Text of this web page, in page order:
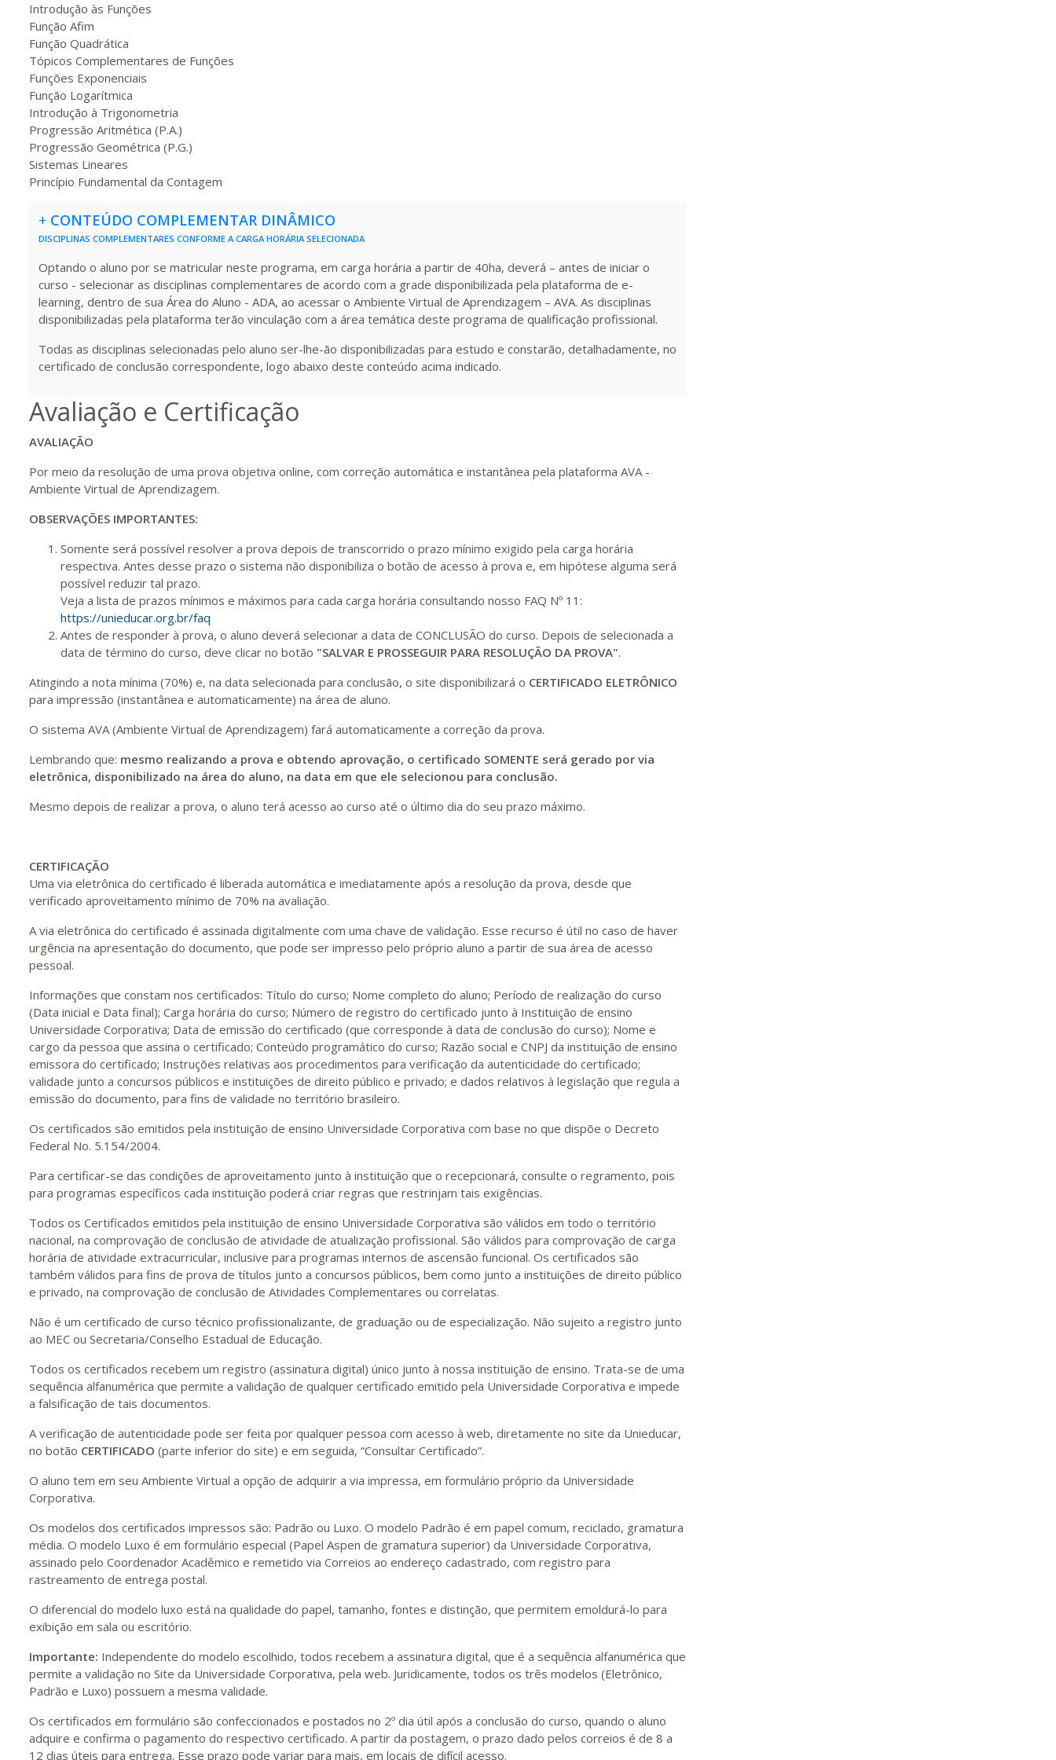
220 H 28dias
240 H 30dias 90dias
260 H 33dias 90
280 H 35dias 120dias
320 H 40 dias 120dias Visualizar Visualizar
ELETRÔNICO
R$ 1.586,20
Matricular
340 H 43 dias 120dias Visualizar Visualizar
ELETRÔNICO
R$ 1.685,33
380 H 48dias 150dias
400 H 50dias 150dias Visualizar Visualizar
ELETRÔNICO
R$ 1.982,74
Matricular
420 H 53dias 150dias
440 H 55 dias 150 dias Visualizar Visualizar
ELETRÔNICO
Matricular
Introdução às Funções
Função Afim
Função Quadrática
Tópicos Complementares de Funções
Funções Exponenciais
Função Logarítmica
Introdução à Trigonometria
Progressão Aritmética (P.A.)
Progressão Geométrica (P.G.)
Sistemas Lineares
Princípio Fundamental da Contagem
+ CONTEÚDO COMPLEMENTAR DINÂMICO
DISCIPLINAS COMPLEMENTARES CONFORME A CARGA HORÁRIA SELECIONADA
Optando o aluno por se matricular neste programa, em carga horária a partir de 40ha, deverá – antes de iniciar o
curso - selecionar as disciplinas complementares de acordo com a grade disponibilizada pela plataforma de e-
learning, dentro de sua Área do Aluno - ADA, ao acessar o Ambiente Virtual de Aprendizagem – AVA. As disciplinas
disponibilizadas pela plataforma terão vinculação com a área temática deste programa de qualificação profissional.
Todas as disciplinas selecionadas pelo aluno ser-lhe-ão disponibilizadas para estudo e constarão, detalhadamente, no
certificado de conclusão correspondente, logo abaixo deste conteúdo acima indicado.
Avaliação e Certificação
AVALIAÇÃO
Por meio da resolução de uma prova objetiva online, com correção automática e instantânea pela plataforma AVA -
Ambiente Virtual de Aprendizagem.
OBSERVAÇÕES IMPORTANTES:
Somente será possível resolver a prova depois de transcorrido o prazo mínimo exigido pela carga horária
respectiva. Antes desse prazo o sistema não disponibiliza o botão de acesso à prova e, em hipótese alguma será
possível reduzir tal prazo.
Veja a lista de prazos mínimos e máximos para cada carga horária consultando nosso FAQ Nº 11:
https://unieducar.org.br/faq
Antes de responder à prova, o aluno deverá selecionar a data de CONCLUSÃO do curso. Depois de selecionada a
data de término do curso, deve clicar no botão "SALVAR E PROSSEGUIR PARA RESOLUÇÃO DA PROVA".
Atingindo a nota mínima (70%) e, na data selecionada para conclusão, o site disponibilizará o CERTIFICADO ELETRÔNICO
para impressão (instantânea e automaticamente) na área de aluno.
O sistema AVA (Ambiente Virtual de Aprendizagem) fará automaticamente a correção da prova.
Lembrando que: mesmo realizando a prova e obtendo aprovação, o certificado SOMENTE será gerado por via
eletrônica, disponibilizado na área do aluno, na data em que ele selecionou para conclusão.
Mesmo depois de realizar a prova, o aluno terá acesso ao curso até o último dia do seu prazo máximo.
CERTIFICAÇÃO
Uma via eletrônica do certificado é liberada automática e imediatamente após a resolução da prova, desde que
verificado aproveitamento mínimo de 70% na avaliação.
A via eletrônica do certificado é assinada digitalmente com uma chave de validação. Esse recurso é útil no caso de haver
urgência na apresentação do documento, que pode ser impresso pelo próprio aluno a partir de sua área de acesso
pessoal.
Informações que constam nos certificados: Título do curso; Nome completo do aluno; Período de realização do curso
(Data inicial e Data final); Carga horária do curso; Número de registro do certificado junto à Instituição de ensino
Universidade Corporativa; Data de emissão do certificado (que corresponde à data de conclusão do curso); Nome e
cargo da pessoa que assina o certificado; Conteúdo programático do curso; Razão social e CNPJ da instituição de ensino
emissora do certificado; Instruções relativas aos procedimentos para verificação da autenticidade do certificado;
validade junto a concursos públicos e instituições de direito público e privado; e dados relativos à legislação que regula a
emissão do documento, para fins de validade no território brasileiro.
Os certificados são emitidos pela instituição de ensino Universidade Corporativa com base no que dispõe o Decreto
Federal No. 5.154/2004.
Para certificar-se das condições de aproveitamento junto à instituição que o recepcionará, consulte o regramento, pois
para programas específicos cada instituição poderá criar regras que restrinjam tais exigências.
Todos os Certificados emitidos pela instituição de ensino Universidade Corporativa são válidos em todo o território
nacional, na comprovação de conclusão de atividade de atualização profissional. São válidos para comprovação de carga
horária de atividade extracurricular, inclusive para programas internos de ascensão funcional. Os certificados são
também válidos para fins de prova de títulos junto a concursos públicos, bem como junto a instituições de direito público
e privado, na comprovação de conclusão de Atividades Complementares ou correlatas.
Não é um certificado de curso técnico profissionalizante, de graduação ou de especialização. Não sujeito a registro junto
ao MEC ou Secretaria/Conselho Estadual de Educação.
Todos os certificados recebem um registro (assinatura digital) único junto à nossa instituição de ensino. Trata-se de uma
sequência alfanumérica que permite a validação de qualquer certificado emitido pela Universidade Corporativa e impede
a falsificação de tais documentos.
A verificação de autenticidade pode ser feita por qualquer pessoa com acesso à web, diretamente no site da Unieducar,
no botão CERTIFICADO (parte inferior do site) e em seguida, “Consultar Certificado”.
O aluno tem em seu Ambiente Virtual a opção de adquirir a via impressa, em formulário próprio da Universidade
Corporativa.
Os modelos dos certificados impressos são: Padrão ou Luxo. O modelo Padrão é em papel comum, reciclado, gramatura
média. O modelo Luxo é em formulário especial (Papel Aspen de gramatura superior) da Universidade Corporativa,
assinado pelo Coordenador Acadêmico e remetido via Correios ao endereço cadastrado, com registro para
rastreamento de entrega postal.
O diferencial do modelo luxo está na qualidade do papel, tamanho, fontes e distinção, que permitem emoldurá-lo para
exibição em sala ou escritório.
Importante: Independente do modelo escolhido, todos recebem a assinatura digital, que é a sequência alfanumérica que
permite a validação no Site da Universidade Corporativa, pela web. Juridicamente, todos os três modelos (Eletrônico,
Padrão e Luxo) possuem a mesma validade.
Os certificados em formulário são confeccionados e postados no 2º dia útil após a conclusão do curso, quando o aluno
adquire e confirma o pagamento do respectivo certificado. A partir da postagem, o prazo dado pelos correios é de 8 a
12 dias úteis para entrega. Esse prazo pode variar para mais, em locais de difícil acesso.